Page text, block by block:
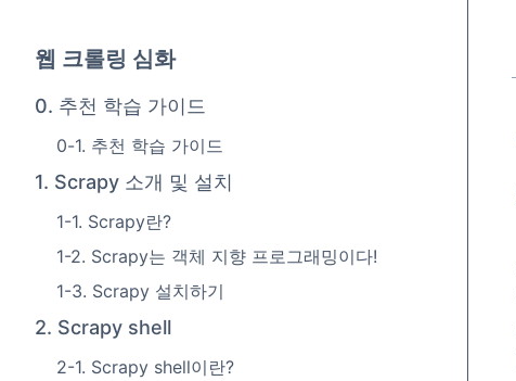
웹 크롤링 심화
0. 추천 학습 가이드
0-1. 추천 학습 가이드
1. Scrapy 소개 및 설치
1-1. Scrapy란?
1-2. Scrapy는 객체 지향 프로그래밍이다!
1-3. Scrapy 설치하기
2. Scrapy shell
2-1. Scrapy shell이란?